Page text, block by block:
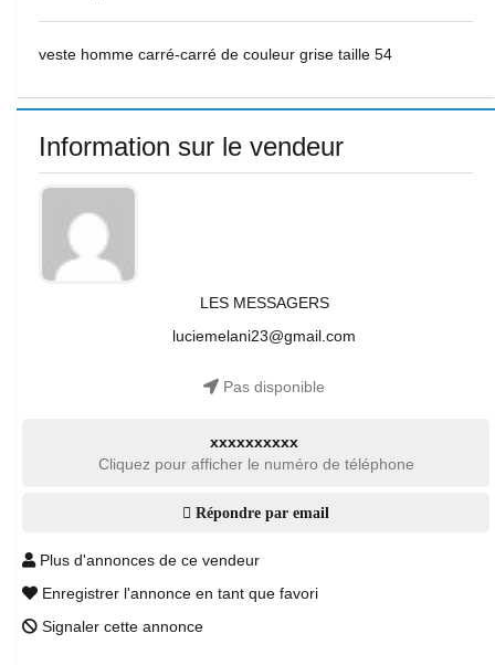
veste homme carré-carré de couleur grise taille 54
Information sur le vendeur
LES MESSAGERS
luciemelani23@gmail.com
Pas disponible
xxxxxxxxxx
Cliquez pour afficher le numéro de téléphone
Répondre par email
Plus d'annonces de ce vendeur
Enregistrer l'annonce en tant que favori
Signaler cette annonce